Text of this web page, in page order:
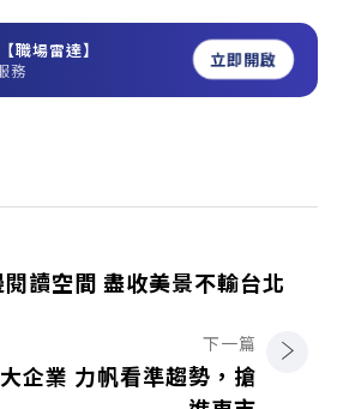
職場雷達】
務 立即開啟
讀空間 盡收美景不輸台北
下一篇
企業 力帆看準趨勢，搶